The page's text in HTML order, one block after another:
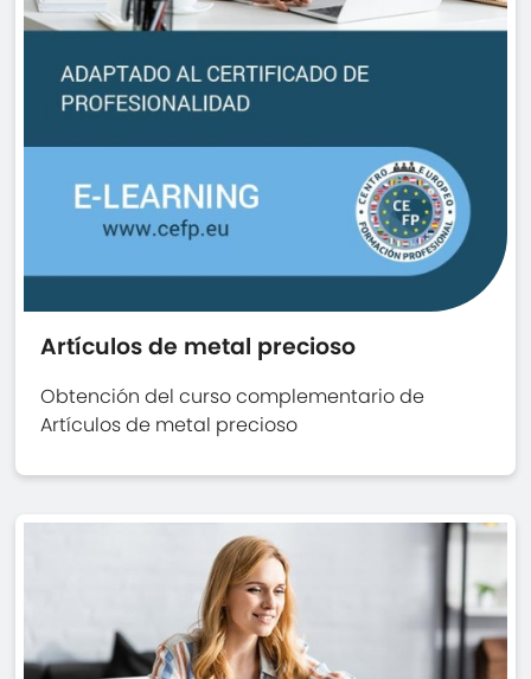
Artículos de metal precioso
Obtención del curso complementario de
Artículos de metal precioso